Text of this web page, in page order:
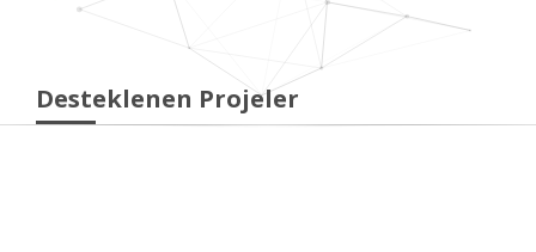
Desteklenen Projeler